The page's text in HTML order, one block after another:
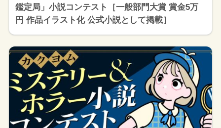
鑑定局」小説コンテスト［一般部門大賞 賞金5万
円 作品イラスト化 公式小説として掲載］